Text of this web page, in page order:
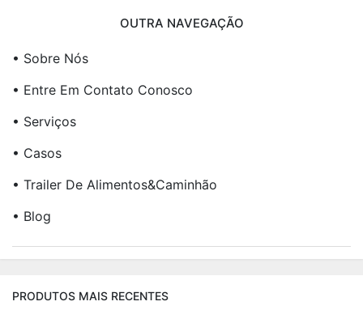
OUTRA NAVEGAÇÃO
• Sobre Nós
• Entre Em Contato Conosco
• Serviços
• Casos
• Trailer De Alimentos&Caminhão
• Blog
PRODUTOS MAIS RECENTES